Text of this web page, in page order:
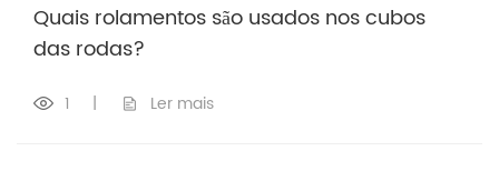
Quais rolamentos são usados ​​nos cubos
das rodas?
1 | Ler mais